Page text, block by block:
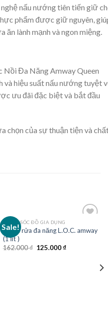
nấu nướng tiên tiến giữ
phẩm được giữ nguyên,
ăn lành mạnh và ngon miệng.
Đa Năng Amway Queen
và hiệu suất nấu nướng tuyệt
ưu đãi đặc biệt và bắt đầu
chọn của sự thuận tiện và
Sale!
CHĂM SÓC ĐỒ GIA DỤNG
Nước rửa đa năng L.O.C. amway
(1 lít )
162.000₫ Original
125.000₫Current